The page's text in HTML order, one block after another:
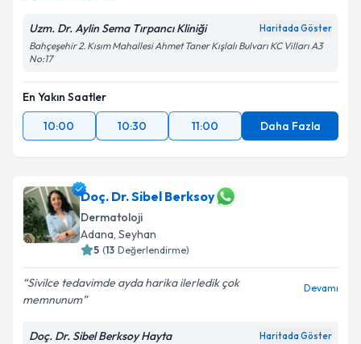
Uzm. Dr. Aylin Sema Tırpancı Kliniği Haritada Göster
Bahçeşehir 2. Kısım Mahallesi Ahmet Taner Kışlalı Bulvarı KC Vilları A3
No:17
En Yakın Saatler
10:00
10:30 11:00 Daha Fazla
Doç. Dr. Sibel Berksoy
Dermatoloji
Adana, Seyhan
5 (13 Değerlendirme)
Sivilce tedavimde ayda harika ilerledik çok
memnunum
Devamı
Doç. Dr. Sibel Berksoy Hayta Haritada Göster